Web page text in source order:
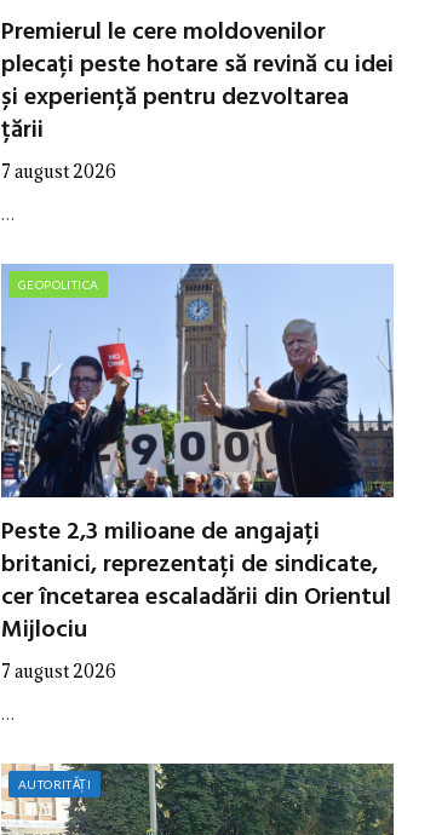
Premierul le cere moldovenilor
plecați peste hotare să revină cu idei
și experiență pentru dezvoltarea
țării
7 august 2026
…
GEOPOLITICA
Peste 2,3 milioane de angajați
britanici, reprezentați de sindicate,
cer încetarea escaladării din Orientul
Mijlociu
7 august 2026
…
AUTORITĂȚI